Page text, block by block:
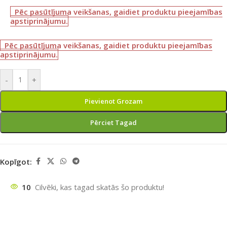
Pēc pasūtījuma veikšanas, gaidiet produktu pieejamības
apstiprinājumu.
Pēc pasūtījuma veikšanas, gaidiet produktu pieejamības
apstiprinājumu.
- +
Pievienot Grozam
Pērciet Tagad
Kopīgot:
10 Cilvēki, kas tagad skatās šo produktu!